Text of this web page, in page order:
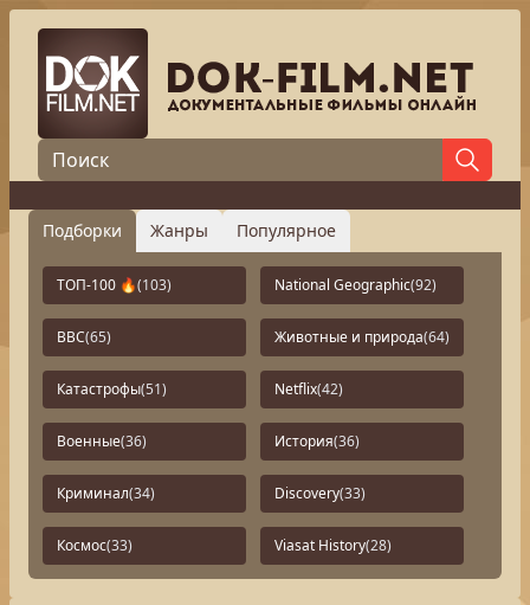
Подборки Жанры Популярное
ТОП-100 🔥(103) National Geographic(92)
BBC(65) Животные и природа(64)
Катастрофы(51) Netflix(42)
Военные(36) История(36)
Криминал(34) Discovery(33)
Космос(33) Viasat History(28)